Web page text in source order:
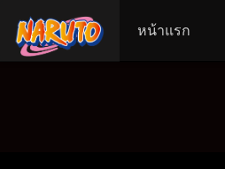
หน้าแรก